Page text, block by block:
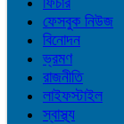
ফেসবুক নিউজ
বিনোদন
ভ্রমণ
রাজনীতি
লাইফস্টাইল
স্বাস্থ্য